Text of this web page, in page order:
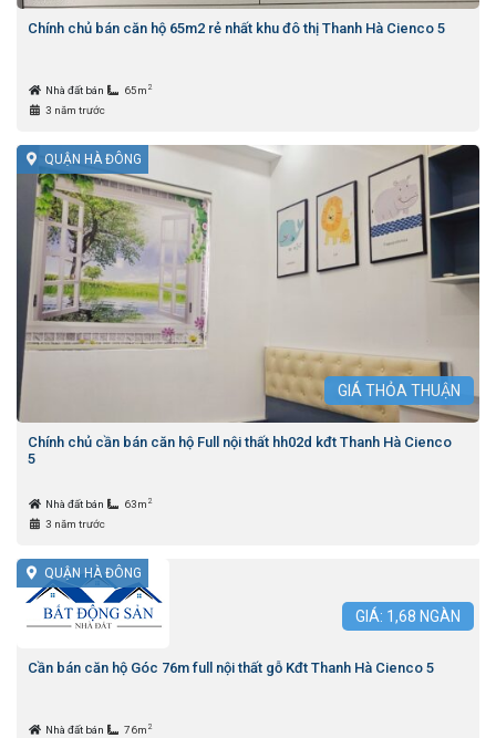
Chính chủ bán căn hộ 65m2 rẻ nhất khu đô thị Thanh Hà Cienco 5
Nhà đất bán 65m 2
3 năm trước
QUẬN HÀ ĐÔNG
GIÁ THỎA THUẬN
Chính chủ cần bán căn hộ Full nội thất hh02d kđt Thanh Hà Cienco
5
Nhà đất bán 63m 2
3 năm trước
QUẬN HÀ ĐÔNG
GIÁ: 1,68 NGÀN
Cần bán căn hộ Góc 76m full nội thất gỗ Kđt Thanh Hà Cienco 5
Nhà đất bán 76m 2